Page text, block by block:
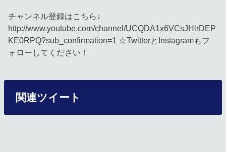
チャンネル登録はこちら↓
http://www.youtube.com/channel/UCQDA1x6VCsJHlrDEP
KE0RPQ?sub_confirmation=1 ☆TwitterとInstagramもフ
ォローしてください！
関連ツイート